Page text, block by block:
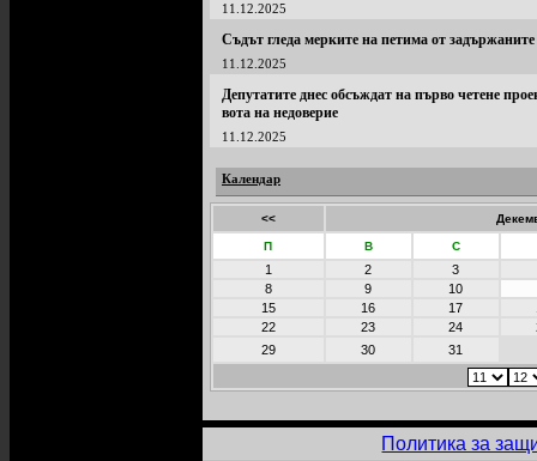
11.12.2025
Съдът гледа мерките на петима от
11.12.2025
Депутатите днес обсъждат на първо четене
вота на недоверие
11.12.2025
Календар
<<
П В С
1 2
3
8
9
10
15
16 17
22
23 24
29
30 31
Политика за